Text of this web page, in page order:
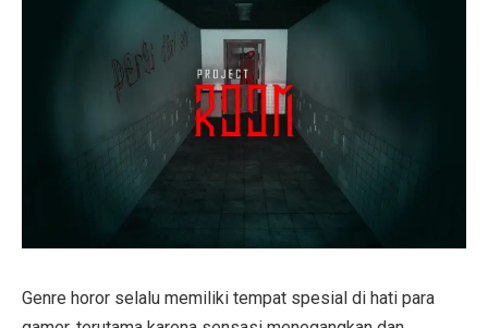
Genre horor selalu memiliki tempat spesial di hati para